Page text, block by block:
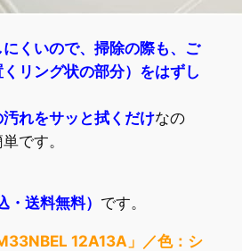
くいので、掃除の際も、ご
リング状の部分）をはずし
汚れをサッと拭くだけなの
です。
送料無料） です。
12A13A」／色：シ